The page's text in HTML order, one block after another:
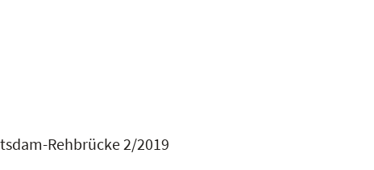
Rehbrücke 2/2019